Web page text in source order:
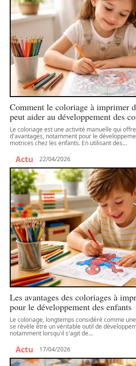
Comment le coloriage à imprimer
peut aider au développement des
Le coloriage est une activité manuelle qui
d'avantages, notamment pour le
motrices chez les enfants. En utilisant des…
Actu 22/04/2026
Les avantages des coloriages à
pour le développement des enfants
Le coloriage, longtemps considéré comme
se révèle être un véritable outil de
notamment lorsqu'il s'agit de…
Actu 17/04/2026